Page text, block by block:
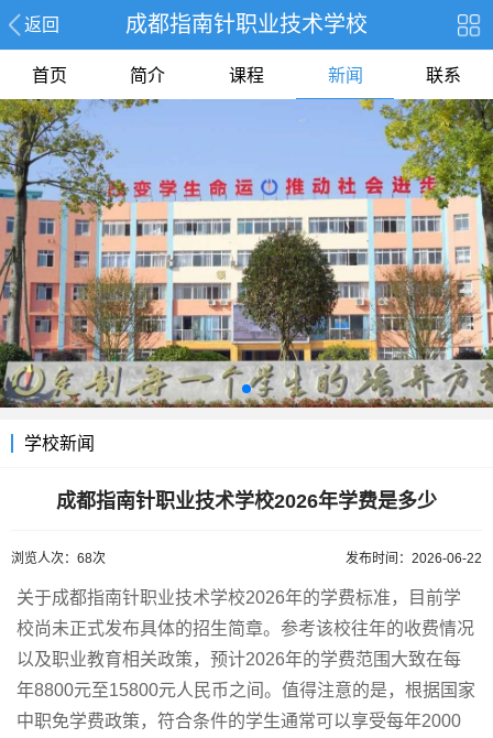
返回 成都指南针职业技术学校
首页 简介 课程 新闻 联系
学校新闻
成都指南针职业技术学校2026年学费是多少
浏览人次：68次 发布时间：2026-06-22
关于成都指南针职业技术学校2026年的学费标准，目前学
校尚未正式发布具体的招生简章。参考该校往年的收费情况
以及职业教育相关政策，预计2026年的学费范围大致在每
年8800元至15800元人民币之间。值得注意的是，根据国家
中职免学费政策，符合条件的学生通常可以享受每年2000